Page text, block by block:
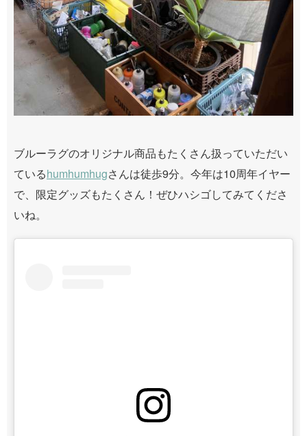
ブルーラグのオリジナル商品もたくさん扱っていただい
ているhumhumhugさんは徒歩9分。今年は10周年イヤー
で、限定グッズもたくさん！ぜひハシゴしてみてくださ
いね。